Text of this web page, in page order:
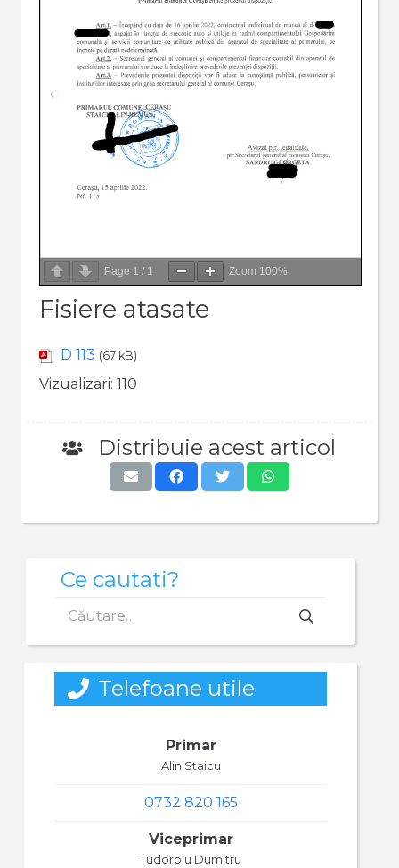
Page 1 / 1 Zoom 100%
Fisiere atasate
D 113 (67 kB)
Vizualizari: 110
Distribuie acest articol
Ce cautati?
după:
Telefoane utile
Primar
Alin Staicu
0732 820 165
Viceprimar
Tudoroiu Dumitru